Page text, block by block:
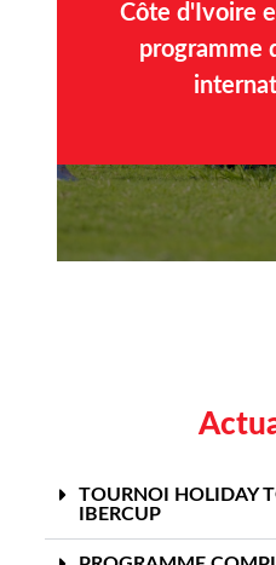
Côte d'Ivoire
programme
TOURNOI HOLIDAY
IBERCUP